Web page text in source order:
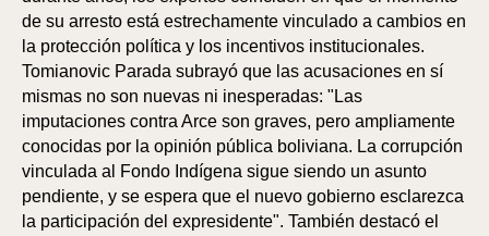
de su arresto está estrechamente vinculado a cambios en
la protección política y los incentivos institucionales.
Tomianovic Parada subrayó que las acusaciones en sí
mismas no son nuevas ni inesperadas: "Las
imputaciones contra Arce son graves, pero ampliamente
conocidas por la opinión pública boliviana. La corrupción
vinculada al Fondo Indígena sigue siendo un asunto
pendiente, y se espera que el nuevo gobierno esclarezca
la participación del expresidente". También destacó el